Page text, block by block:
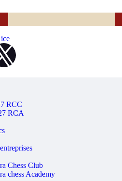
RCC
RCA
Chess Club
chess Academy